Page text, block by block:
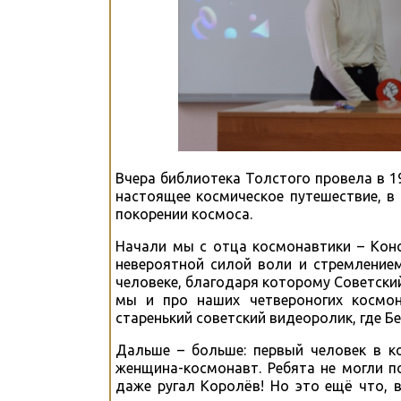
Вчера библиотека Толстого провела в
настоящее космическое путешествие,
покорении космоса.
Начали мы с отца космонавтики –
невероятной силой воли и
человеке, благодаря которому
мы и про наших четвероногих
старенький советский видеоролик, где
Дальше – больше: первый человек в
женщина-космонавт. Ребята не могли
даже ругал Королёв! Но это ещё что,